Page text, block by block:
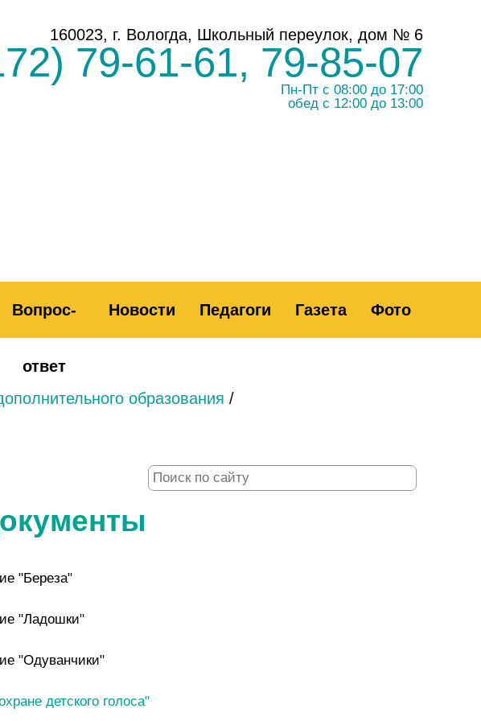
160023, г. Вологда, Школьный переулок, дом № 6
79-61-61, 79-85-07
Пн-Пт с 08:00 до 17:00
обед с 12:00 до 13:00
Вопрос-
ответ
Новости Педагоги Газета Фото
образования /
"Береза"
"Ладошки"
"Одуванчики"
детского голоса"